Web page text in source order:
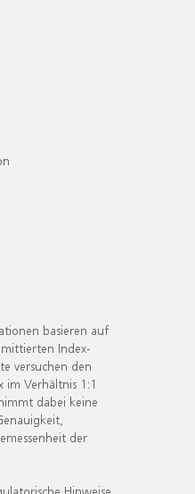
basieren auf
Index-
versuchen den
im Verhältnis 1:1
dabei keine
der